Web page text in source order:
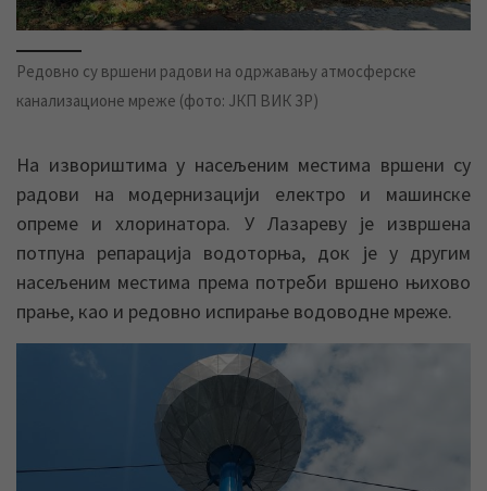
Редовно су вршени радови на одржавању атмосферске
канализационе мреже (фото: ЈКП ВИК ЗР)
На извориштима у насељеним местима вршени су
радови на модернизацији електро и машинске
опреме и хлоринатора. У Лазареву је извршена
потпуна репарација водоторња, док је у другим
насељеним местима према потреби вршено њихово
прање, као и редовно испирање водоводне мреже.